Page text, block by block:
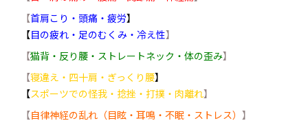
【首肩こり・頭痛・疲労】
【目の疲れ・足のむくみ・冷え性】
【猫背・反り腰・ストレートネック・体の歪み】
【寝違え・四十肩・ぎっくり腰】
【スポーツでの怪我・捻挫・打撲・肉離れ】
【自律神経の乱れ（目眩・耳鳴・不眠・ストレス） 】